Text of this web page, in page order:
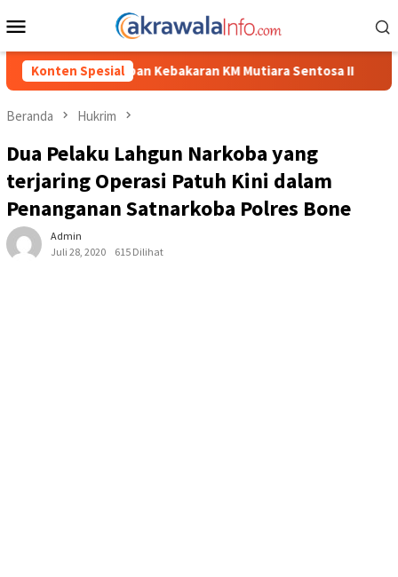
ke
Mobile
Konten Spesial
KM Mutiara Sentosa II Dirut Jasa Raharja
Beranda Hukrim
Dua Pelaku Lahgun Narkoba yang
terjaring Operasi Patuh Kini dalam
Penanganan Satnarkoba Polres Bone
Admin
Juli 28, 2020
615 Dilihat